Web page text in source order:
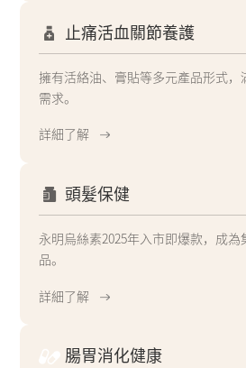
止痛活血關節養護
擁有活絡油、膏貼等多元產品形式，
需求。
詳細了解
頭髮保健
永明烏絲素2025年入市即爆款，成為
品。
詳細了解
腸胃消化健康